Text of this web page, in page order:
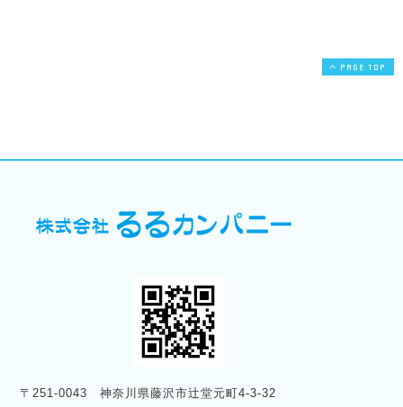
PAGE TOP
〒251-0043 神奈川県藤沢市辻堂元町4-3-32